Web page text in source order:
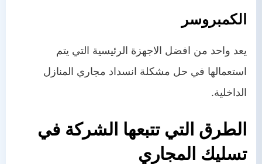
الكمبروسر
يعد واحد من افضل الاجهزة الرئيسية التي يتم
استعمالها في حل مشكلة انسداد مجاري المنازل
الداخلية.
الطرق التي تتبعها الشركة في
تسليك المجاري